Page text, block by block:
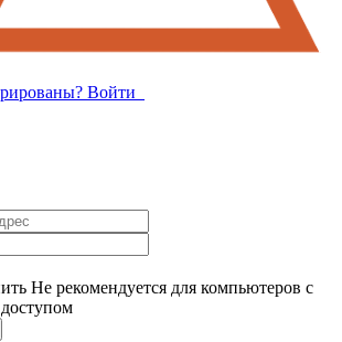
Войти
Не рекомендуется для компьютеров с